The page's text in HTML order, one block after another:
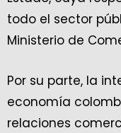
todo el sector
Ministerio de
Por su parte, la
economía
relaciones